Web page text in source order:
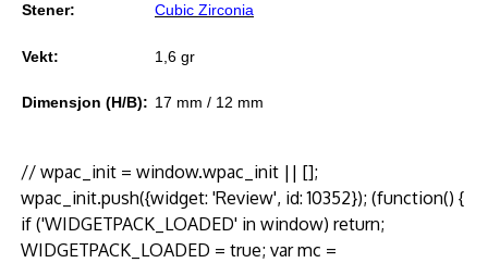
Stener: Cubic Zirconia
Vekt: 1,6 gr
Dimensjon (H/B): 17 mm / 12 mm
// wpac_init = window.wpac_init || [];
wpac_init.push({widget: 'Review', id: 10352}); (function() {
if ('WIDGETPACK_LOADED' in window) return;
WIDGETPACK_LOADED = true; var mc =